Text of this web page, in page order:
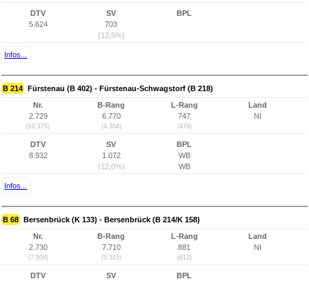
DTV
5.624
SV
703
(12,5%)
BPL
Infos...
B 214 Fürstenau (B 402) - Fürstenau-Schwagstorf (B 218)
Nr.
2.729
(10.175)
B-Rang
6.770
(4.384)
L-Rang
747
(479)
Land
NI
DTV
8.932
SV
1.072
(12,0%)
BPL
WB
WB
Infos...
B 68 Bersenbrück (K 133) - Bersenbrück (B 214/K 158)
Nr.
2.730
(7.508)
B-Rang
7.710
(5.315)
L-Rang
881
(612)
Land
NI
DTV
SV
BPL